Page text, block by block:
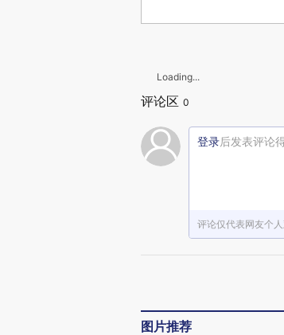
Loading...
评论区 0
登录后发表评论
评论仅代表网友个
图片推荐